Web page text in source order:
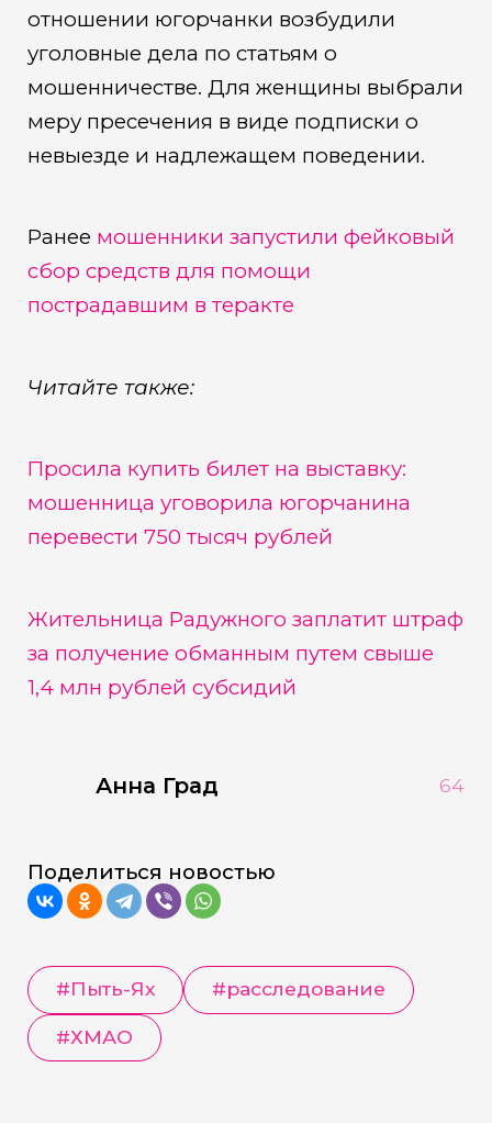
отношении югорчанки возбудили
уголовные дела по статьям о
мошенничестве. Для женщины выбрали
меру пресечения в виде подписки о
невыезде и надлежащем поведении.
Ранее мошенники запустили фейковый
сбор средств для помощи
пострадавшим в теракте
Читайте также:
Просила купить билет на выставку:
мошенница уговорила югорчанина
перевести 750 тысяч рублей
Жительница Радужного заплатит штраф
за получение обманным путем свыше
1,4 млн рублей субсидий
Анна Град 64
Поделиться новостью
#Пыть-Ях #расследование
#ХМАО